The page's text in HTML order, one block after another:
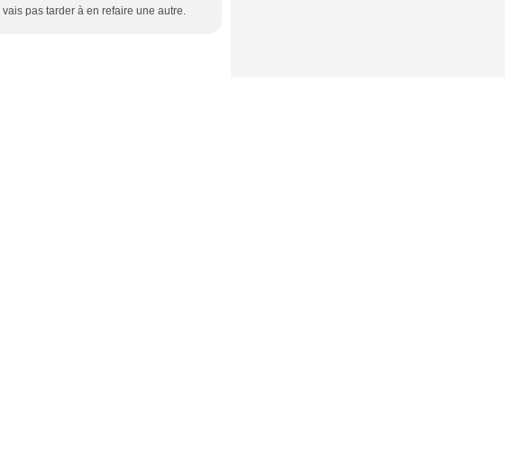
pas tarder à en refaire une autre.